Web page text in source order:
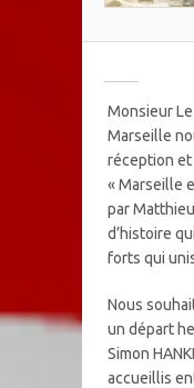
Monsieur
Marseille
réception
« Marseille
par
d’histoire
forts qui
Nous
un départ
Simon
accueillis